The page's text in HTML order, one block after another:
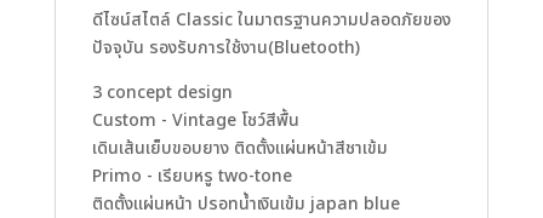
ดีไซน์สไตล์ Classic ในมาตรฐานความปลอดภัยของ
ปัจจุบัน รองรับการใช้งาน(Bluetooth)
3 concept design
Custom - Vintage โชว์สีพื้น
เดินเส้นเย็บขอบยาง ติดตั้งแผ่นหน้าสีชาเข้ม
Primo - เรียบหรู two-tone
ติดตั้งแผ่นหน้า ปรอทน้ำเงินเข้ม japan blue